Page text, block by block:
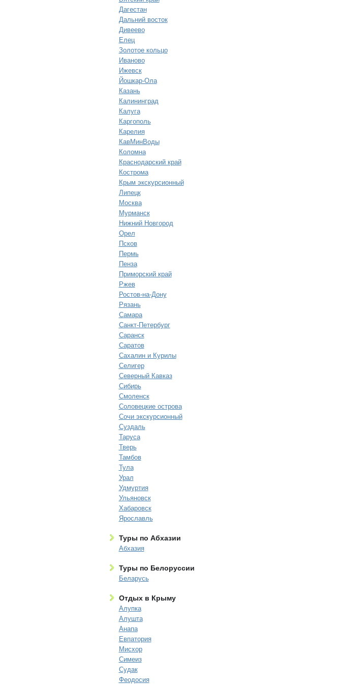
Дагестан
Дальний восток
Дивеево
Елец
Золотое кольцо
Иваново
Ижевск
Йошкар-Ола
Казань
Калининград
Калуга
Каргополь
Карелия
КавМинВоды
Коломна
Краснодарский край
Кострома
Крым экскурсионный
Липецк
Москва
Мурманск
Нижний Новгород
Орел
Псков
Пермь
Пенза
Приморский край
Ржев
Ростов-на-Дону
Рязань
Самара
Санкт-Петербург
Саранск
Саратов
Сахалин и Курилы
Селигер
Северный Кавказ
Сибирь
Смоленск
Соловецкие острова
Сочи экскурсионный
Суздаль
Таруса
Тверь
Тамбов
Тула
Урал
Удмуртия
Ульяновск
Хабаровск
Ярославль
Туры по Абхазии
Абхазия
Туры по Белоруссии
Беларусь
Отдых в Крыму
Алупка
Алушта
Анапа
Евпатория
Мисхор
Симеиз
Судак
Феодосия